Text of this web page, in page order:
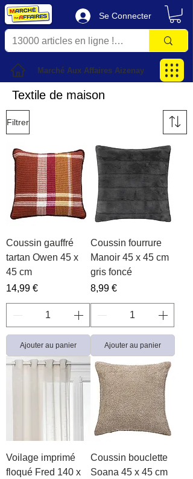
Se Connecter
Marché Aux Affaires Aizenay
Textile de maison
Filtrer
Coussin gauffré
tartan Owen 45 x
45 cm
Prix
14,99 €
Ajouter au panier
Coussin fourrure
Manoir 45 x 45 cm
gris foncé
Prix
8,99 €
Ajouter au panier
Voilage imprimé
floqué Fred 140 x
Coussin bouclette
Soana 45 x 45 cm